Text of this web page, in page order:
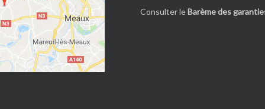
Consulter leBarème des